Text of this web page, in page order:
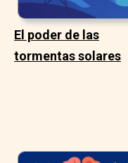
El poder de las
tormentas solares